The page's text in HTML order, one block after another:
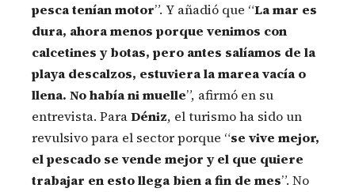
pesca tenían motor”. Y añadió que “La mar es
dura, ahora menos porque venimos con
calcetines y botas, pero antes salíamos de la
playa descalzos, estuviera la marea vacía o
llena. No había ni muelle”, afirmó en su
entrevista. ParaDéniz, el turismo ha sido un
revulsivo para el sector porque “se vive mejor,
el pescado se vende mejor y el que quiere
trabajar en esto llega bien a fin de mes”. No